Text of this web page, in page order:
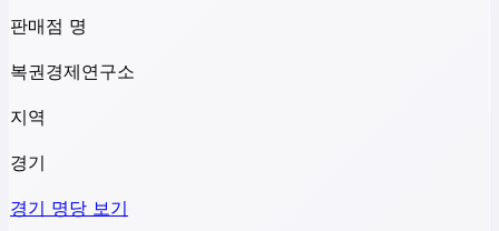
판매점 명
복권경제연구소
지역
경기
경기 명당 보기